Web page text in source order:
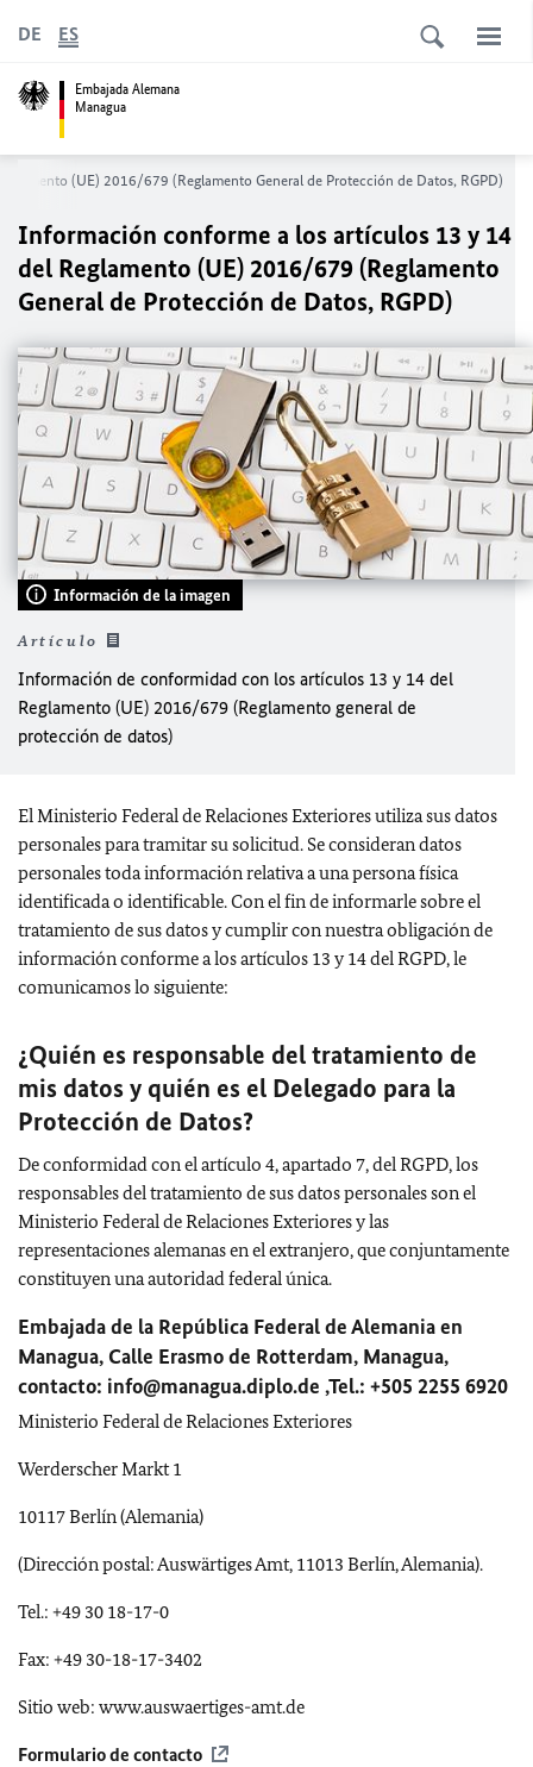
Embajada Alemana
Managua
DE ES
(UE) 2016/679 (Reglamento General de Protección de Datos, RGPD)
Información conforme a los artículos 13 y 14
del Reglamento (UE) 2016/679 (Reglamento
General de Protección de Datos, RGPD)
Información de la imagen
Artículo
Información de conformidad con los artículos 13 y 14 del
Reglamento (UE) 2016/679 (Reglamento general de
protección de datos)
El Ministerio Federal de Relaciones Exteriores utiliza sus datos
personales para tramitar su solicitud. Se consideran datos
personales toda información relativa a una persona física
identificada o identificable. Con el fin de informarle sobre el
tratamiento de sus datos y cumplir con nuestra obligación de
información conforme a los artículos 13 y 14 del RGPD, le
comunicamos lo siguiente:
¿Quién es responsable del tratamiento de
mis datos y quién es el Delegado para la
Protección de Datos?
De conformidad con el artículo 4, apartado 7, del RGPD, los
responsables del tratamiento de sus datos personales son el
Ministerio Federal de Relaciones Exteriores y las
representaciones alemanas en el extranjero, que conjuntamente
constituyen una autoridad federal única.
Embajada de la República Federal de Alemania en
Managua, Calle Erasmo de Rotterdam, Managua,
contacto: info@managua.diplo.de ,Tel.: +505 2255 6920
Ministerio Federal de Relaciones Exteriores
Werderscher Markt 1
10117 Berlín (Alemania)
(Dirección postal: Auswärtiges Amt, 11013 Berlín, Alemania).
Tel.: +49 30 18-17-0
Fax: +49 30-18-17-3402
Sitio web: www.auswaertiges-amt.de
Formulario de contacto